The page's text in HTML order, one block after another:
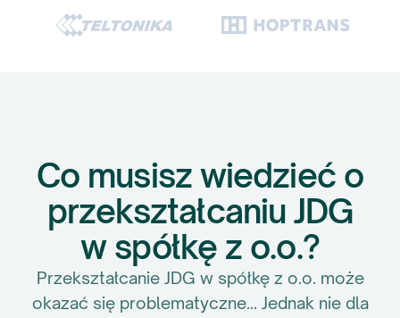
Co musisz wiedzieć o
przekształcaniu JDG
w spółkę z o.o.?
Przekształcanie JDG w spółkę z o.o. może
okazać się problematyczne... Jednak nie dla